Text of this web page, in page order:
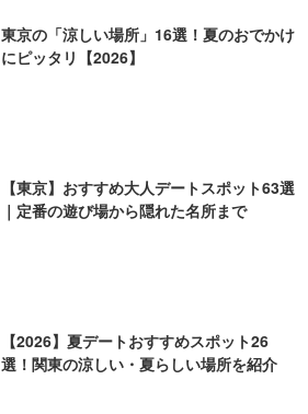
東京の「涼しい場所」16選！夏のおでかけ
にピッタリ【2026】
【東京】おすすめ大人デートスポット63選
｜定番の遊び場から隠れた名所まで
【2026】夏デートおすすめスポット26
選！関東の涼しい・夏らしい場所を紹介